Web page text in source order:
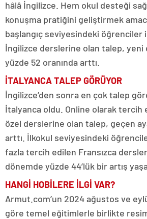
hâlâ İngilizce. Hem okul desteği
konuşma pratiğini geliştirmek
başlangıç seviyesindeki öğrenciler
İngilizce derslerine olan talep,
yüzde 52 oranında arttı.
İTALYANCA TALEP GÖRÜYOR
İngilizce’den sonra en çok talep
İtalyanca oldu. Online olarak tercih
özel derslerine olan talep, geçen
arttı. İlkokul seviyesindeki
fazla tercih edilen Fransızca
dönemde yüzde 44’lük bir artış
HANGİ HOBİLERE İLGİ VAR?
Armut.com’un 2024 ağustos ve
göre temel eğitimlerle birlikte